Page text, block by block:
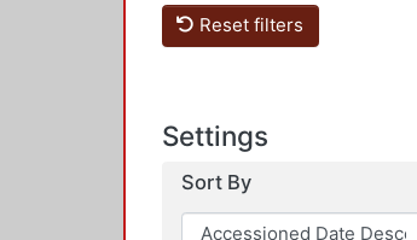
Reset filters
Settings
Sort By